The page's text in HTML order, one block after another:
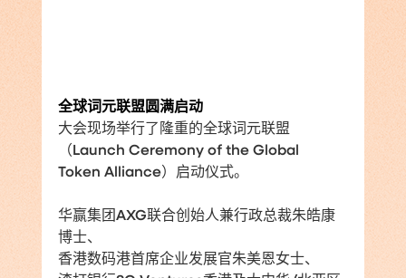
全球词元联盟圆满启动
大会现场举行了隆重的全球词元联盟
（Launch Ceremony of the Global
Token Alliance）启动仪式。
华赢集团AXG联合创始人兼行政总裁朱皓康
博士、
香港数码港首席企业发展官朱美恩女士、